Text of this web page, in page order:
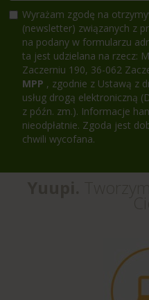
Wyrażam zgodę na
(newsletter) związanych z
na podany w formularzu
ta jest udzielana na rzecz:
Zaczerniu 190, 36-062
MPP , zgodnie z Ustawą z
usług drogą elektroniczną
z późn. zm.). Informacje
nieodpłatnie. Zgoda jest
chwili wycofana.